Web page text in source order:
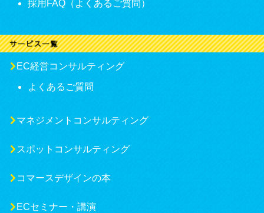
採用FAQ（よくあるご質問）
EC経営コンサルティング
よくあるご質問
マネジメントコンサルティング
スポットコンサルティング
コマースデザインの本
ECセミナー・講演